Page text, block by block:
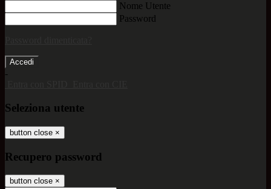
Nome Utente
Password
-
Seleziona utente
button close ×
Recupero password
button close ×